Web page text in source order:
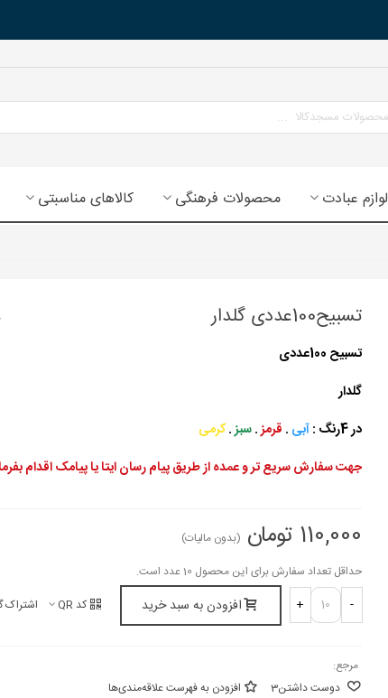
لوازم عبادت محصولات فرهنگی کالاهای مناسبتی
تسبیح100عددی گلدار
تسبیح 100عددی
گلدار
در 4رنگ :
آبی . قرمز.سبز.کرمی
جهت سفارش سریع تر و عمده از طریق پیام رسان ایتا یا پیامک اقدام
110,000 تومان
(بدون مالیات)
حداقل تعداد سفارش برای این محصول 10 عدد است.
-
+ افزودن به سبد خرید کد QR اشتراک
مرجع:
دوست داشتن3 افزودن به فهرست علاقه‌مندی‌ها